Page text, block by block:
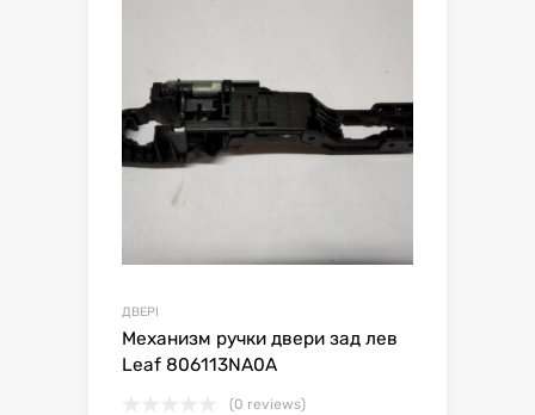
ДВЕРІ
Механизм ручки двери зад лев
Leaf 806113NA0A
(0 reviews)